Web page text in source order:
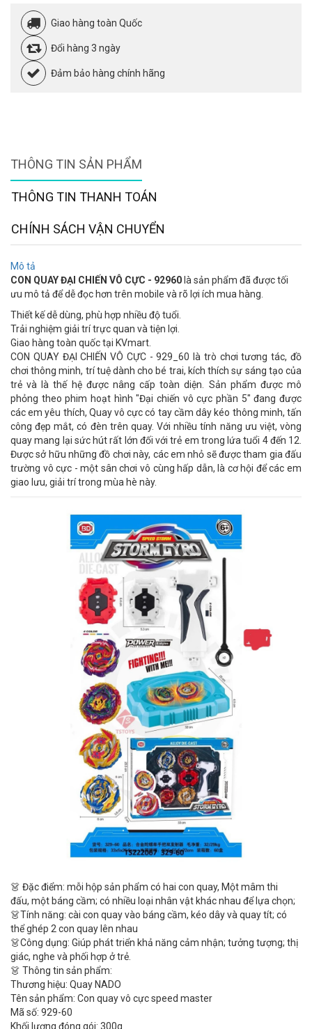
Giao hàng toàn Quốc
Đổi hàng 3 ngày
Đảm bảo hàng chính hãng
THÔNG TIN SẢN PHẨM
THÔNG TIN THANH TOÁN
CHÍNH SÁCH VẬN CHUYỂN
Mô tả
CON QUAY ĐẠI CHIẾN VÔ CỰC - 92960 là sản phẩm đã được tối
ưu mô tả để dễ đọc hơn trên mobile và rõ lợi ích mua hàng.
Thiết kế dễ dùng, phù hợp nhiều độ tuổi.
Trải nghiệm giải trí trực quan và tiện lợi.
Giao hàng toàn quốc tại KVmart.
CON QUAY ĐẠI CHIẾN VÔ CỰC - 929_60 là trò chơi tương tác, đồ
chơi thông minh, trí tuệ dành cho bé trai, kích thích sự sáng tạo của
trẻ và là thế hệ được nâng cấp toàn diện. Sản phẩm được mô
phỏng theo phim hoạt hình "Đại chiến vô cực phần 5" đang được
các em yêu thích, Quay vô cực có tay cầm dây kéo thông minh, tấn
công đẹp mắt, có đèn trên quay. Với nhiều tính năng ưu việt, vòng
quay mang lại sức hút rất lớn đối với trẻ em trong lứa tuổi 4 đến 12.
Được sở hữu những đồ chơi này, các em nhỏ sẽ được tham gia đấu
trường vô cực - một sân chơi vô cùng hấp dẫn, là cơ hội để các em
giao lưu, giải trí trong mùa hè này.
👗 Đặc điểm: mỗi hộp sản phẩm có hai con quay, Một mâm thi
đấu, một báng cầm; có nhiều loại nhân vật khác nhau để lựa chọn;
👗Tính năng: cài con quay vào báng cầm, kéo dây và quay tít; có
thể ghép 2 con quay lên nhau
👗Công dụng: Giúp phát triển khả năng cảm nhận; tưởng tượng; thị
giác, nghe và phối hợp ở trẻ.
👗 Thông tin sản phẩm:
Thương hiệu: Quay NADO
Tên sản phẩm: Con quay vô cực speed master
Mã số: 929-60
Khối lượng đóng gói: 300g